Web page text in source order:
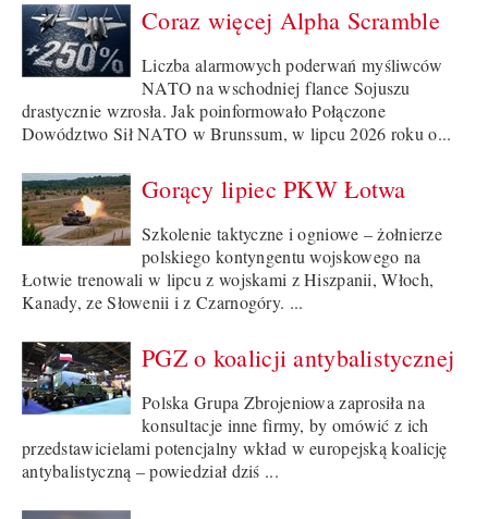
Coraz więcej Alpha Scramble
Liczba alarmowych poderwań myśliwców
NATO na wschodniej flance Sojuszu
drastycznie wzrosła. Jak poinformowało Połączone
Dowództwo Sił NATO w Brunssum, w lipcu 2026 roku o...
Gorący lipiec PKW Łotwa
Szkolenie taktyczne i ogniowe – żołnierze
polskiego kontyngentu wojskowego na
Łotwie trenowali w lipcu z wojskami z Hiszpanii, Włoch,
Kanady, ze Słowenii i z Czarnogóry. ...
PGZ o koalicji antybalistycznej
Polska Grupa Zbrojeniowa zaprosiła na
konsultacje inne firmy, by omówić z ich
przedstawicielami potencjalny wkład w europejską koalicję
antybalistyczną – powiedział dziś ...